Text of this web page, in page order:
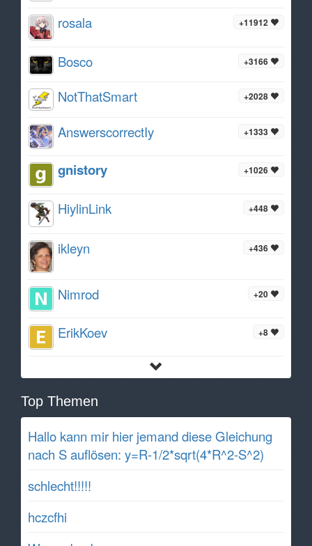
+11912
rosala
+3166
Bosco
+2028
NotThatSmart
+1333
AnswerscorrectIy
+1026
gnistory
+448
HiylinLink
+436
ikleyn
+20
Nimrod
+8
ErikKoev
Top Themen
Hallo kann mir hier jemand diese Gleichung
nach S auflösen: y=R-1/2*sqrt(4*R^2-S^2)
schlecht!!!!!
hczcfhi